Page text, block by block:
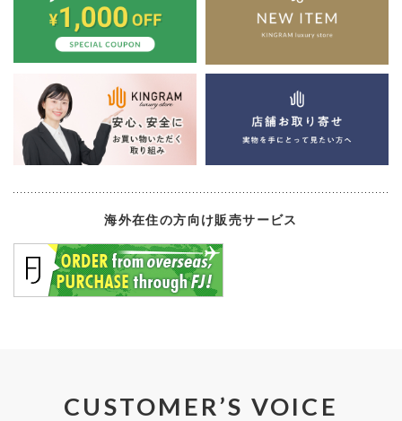
海外在住の方向け販売サービス
CUSTOMER’S VOICE